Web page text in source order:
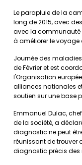
Le parapluie de la
long de 2015, avec
avec la communauté
à améliorer le
Journée des
de Février et est
l'Organisation
alliances nationales
soutien sur une base
Emmanuel Dulac,
de la société, a
diagnostic ne peut
réunissant de trouver
diagnostic précis des